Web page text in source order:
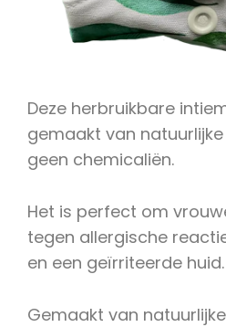
Deze herbruikbare
gemaakt van
geen chemicaliën.
Het is perfect om
tegen allergische
en een geïrriteerde huid.
Gemaakt van